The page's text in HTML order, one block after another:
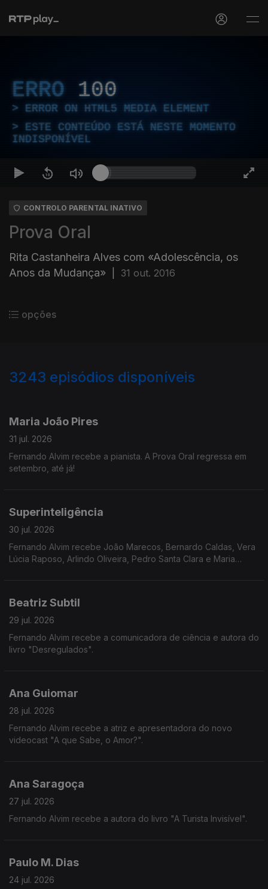
ERRO 100
ERROR ON HTML5 MEDIA ELEMENT
ESTE CONTEÚDO ESTÁ NESTE MOMENTO
INDISPONÍVEL
CONTROLO PARENTAL INATIVO
Prova Oral
Rita Castanheira Alves com «Adolescência, os
Anos da Mudança»
31 out. 2016
opções
3243 episódios disponíveis
Maria João Pires
31 jul. 2026
Fernando Alvim recebe a pianista. A Prova Oral regressa em
setembro, até já!
Superinteligência
30 jul. 2026
Fernando Alvim recebe João Marecos, Bernardo Caldas, Vera
Lúcia Raposo, Arlindo Oliveira, Pedro Santa Clara e Maria
Beatriz Subtil
29 jul. 2026
Fernando Alvim recebe a comunicadora de ciência e autora do
livro "Desregulados".
Ana Guiomar
28 jul. 2026
Fernando Alvim recebe a atriz e apresentadora do novo
videocast "A que Sabe, o Amor?".
Ana Saragoça
27 jul. 2026
Fernando Alvim recebe a autora do livro "A Turista Invisível".
Paulo M. Dias
24 jul. 2026